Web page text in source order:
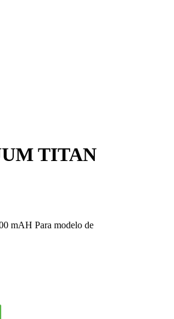
TITAN
mAH Para modelo de